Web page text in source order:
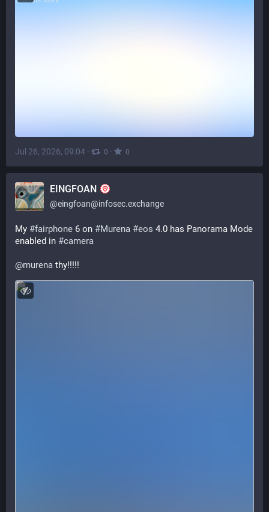
Jul 26, 2026, 09:04 · 0 · 0
EINGFOAN
@eingfoan@infosec.exchange
My #fairphone 6 on #Murena #eos 4.0 has Panorama Mode
enabled in #camera
@murena thy!!!!!